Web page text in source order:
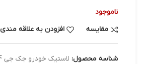
ناموجود
مقایسه
افزودن به علاقه مندی
شناسه محصول: